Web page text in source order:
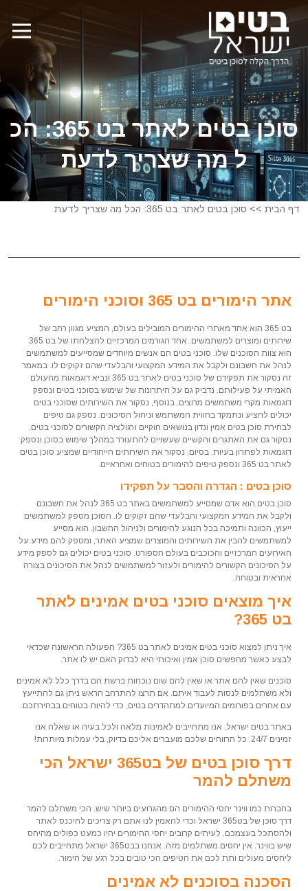
סוכן בטים לאתר בט 365: הכ
ל מה שצריך לדעת
דף הבית >> סוכן בטים לאתר בט 365: הכל מה שצריך לדעת
אתר הימורים בט 365 וסוכני הימורים
בט 365 הוא אחד מאתרי ההימורים המובילים בעולם, המציע מגוון רחב של
שירותים ומוצרים למשתמשים. אחד הגורמים המרכזיים להצלחתו של בט 365
הוא צוות הסוכנים שלו. סוכני בטים הם אנשים מיוחדים שמסייעים למשתמשים
לנהל את חשבונם ולקבל את המידע המקצועי והבלעדי שהם זקוקים לו. במאמר
זה נסקור את תפקידם של סוכני בטים לאתר בט 365 ונביא דוגמאות מהעולם
האמיתי על פעילותם. נדביק גם על היתרונות של שימוש בסוכני בטים ונספק
דוגמאות מקרי משתמשים מרוצים. בנוסף, נסקור את השירותים שסוכני בטים
יכולים להציע ונתמקד בחווית המשתמש וניהול הסיכונים. נספק גם טיפים
לבחירת סוכן בטים אמין ונדון בנושאים חוקיים ורגולציה הקשורים לסוכני בטים.
נסקור גם את האתגרים והקשיים שעשויים להתעורר במהלך שימוש בסוכן ונספק
דוגמאות לפתרון בעיות. בסיום, נסקור את השירותים הייחודיים שמציע סוכן בטים
לאתר בט 365 ונספק טיפים להימורים בטוחים ואחראיים.
סוכן בטים : הגדרה והסבר על תפקידו
סוכן בטים הוא אדם שמסייע למשתמשים באתר בט 365 לנהל את חשבונם
ולקבל את המידע המקצועי והבלעדי שהם זקוקים לו. הסוכן מספק למשתמשים
ייעוץ, הכוונה ותמיכה בכל הנוגע להימורים ולניהול החשבון. הוא מסייע
למשתמשים להבין את השירותים והמוצרים שמציע האתר, ומספק להם מידע על
האירועים המרכזיים והכוכבים בעולם הספורט. סוכני בטים יכולים גם לספק מידע
על הסיכונים הקשורים להימורים ולעזור למשתמשים לנהל את הסיכונים בצורה
אחראית ובטוחה.
איך מוצאים סוכני בטים אמינים לאתר
בט 365?
איך ניתן למצוא סוכני בטים אמינים לאתר בט 365? הפעולה הראשונה שכדאי
לבצע כאשר מחפשים סוכן אמין ואיכותי היא לבדוק האם יש לו אתר.
סוכנים שאין להם אתר או שאין להם שום נוכחות ברשת הם בדרך כלל לא אמינים
ולא משתלמים לנסות לעבוד איתם. אם תרצו להתרחב הראש ניתן גם להתייעץ
עם אחרים בפורומים המיועדים למתהדרים בטים, כדי להיות בטוחים בבחירתכם.
באתר בטים ישראל, אנו מתחייבים לאמינות מלאה ולכל בעיה או שאלה אנו
זמינים 24/7. כל הרווחים שלכם מועברים אליכם בדיוק, בלי עמלות מיותרות!
דרך סוכן בטים של בט365 ישראל הכי
משתלם להמר
בחברות כמו ווינר יחסי ההימורים הם מהגרועים ביותר שיש. הכי משתלם להמר
דרך סוכן של בט365 ישראל וכדי להאמין לנו אתם רק צריכים להיכנס לאתר
ולהסתכל בעצמכם. לעיתים קרובים יחסי ההימורים יהיו כמעט כפולים מהיחס
שיש בווינר. אין יחסים משתלמים מזה. אנחנו בבט365 ישראל מתחייבים לכם
ליחסים מעולים ותת לכם את הטיפים הכי טובים בכל רגע של הימור.
הסכנה בסוכנים לא אמינים